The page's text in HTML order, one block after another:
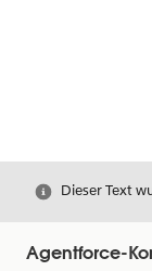
Schließen
Dieser Text
Agentforce-